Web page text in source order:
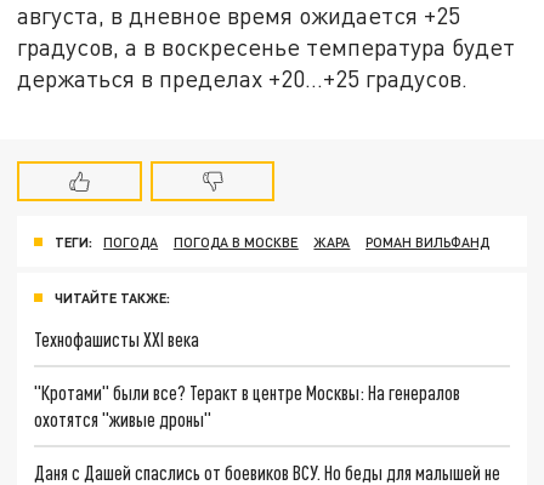
августа, в дневное время ожидается +25
градусов, а в воскресенье температура будет
держаться в пределах +20…+25 градусов.
ТЕГИ: ПОГОДА ПОГОДА В МОСКВЕ ЖАРА РОМАН ВИЛЬФАНД
ЧИТАЙТЕ ТАКЖЕ:
Технофашисты XXI века
"Кротами" были все? Теракт в центре Москвы: На генералов
охотятся "живые дроны"
Даня с Дашей спаслись от боевиков ВСУ. Но беды для малышей не